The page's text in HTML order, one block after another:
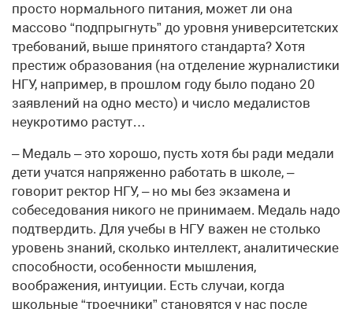
просто нормального питания, может ли она
массово “подпрыгнуть” до уровня университетских
требований, выше принятого стандарта? Хотя
престиж образования (на отделение журналистики
НГУ, например, в прошлом году было подано 20
заявлений на одно место) и число медалистов
неукротимо растут…
– Медаль – это хорошо, пусть хотя бы ради медали
дети учатся напряженно работать в школе, –
говорит ректор НГУ, – но мы без экзамена и
собеседования никого не принимаем. Медаль надо
подтвердить. Для учебы в НГУ важен не столько
уровень знаний, сколько интеллект, аналитические
способности, особенности мышления,
воображения, интуиции. Есть случаи, когда
школьные “троечники” становятся у нас после